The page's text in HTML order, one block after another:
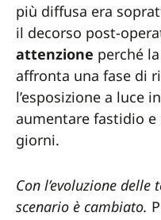
più diffusa era
il decorso post-
attenzione perché
affronta una fase di
l’esposizione a luce
aumentare fastidio
giorni.
Con l’evoluzione delle
scenario è cambiato.